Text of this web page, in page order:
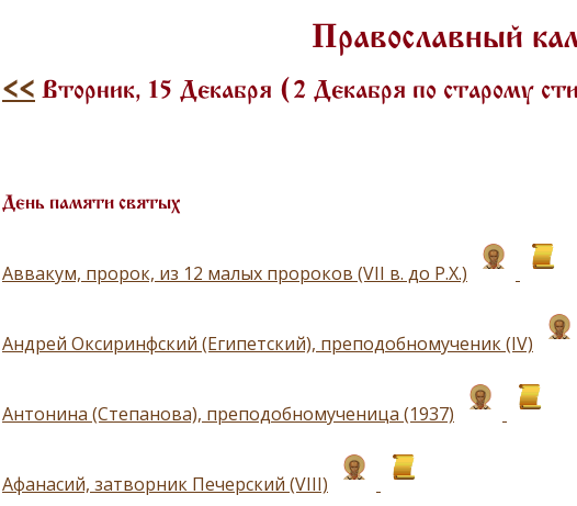
Православный
<< Вторник, 15 Декабря (2 Декабря по старому
День памяти святых
Аввакум, пророк, из 12 малых пророков (VII в. до Р.Х.)
Андрей Оксиринфский (Египетский), преподобномученик (IV)
Антонина (Степанова), преподобномученица (1937)
Афанасий, затворник Печерский (VIII)